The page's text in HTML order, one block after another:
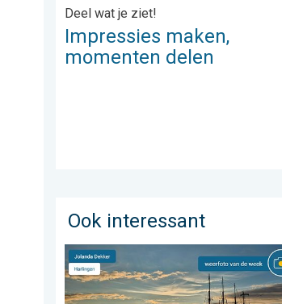
Deel wat je ziet!
Impressies maken,
momenten delen
Ook interessant
De weerfoto van de week.